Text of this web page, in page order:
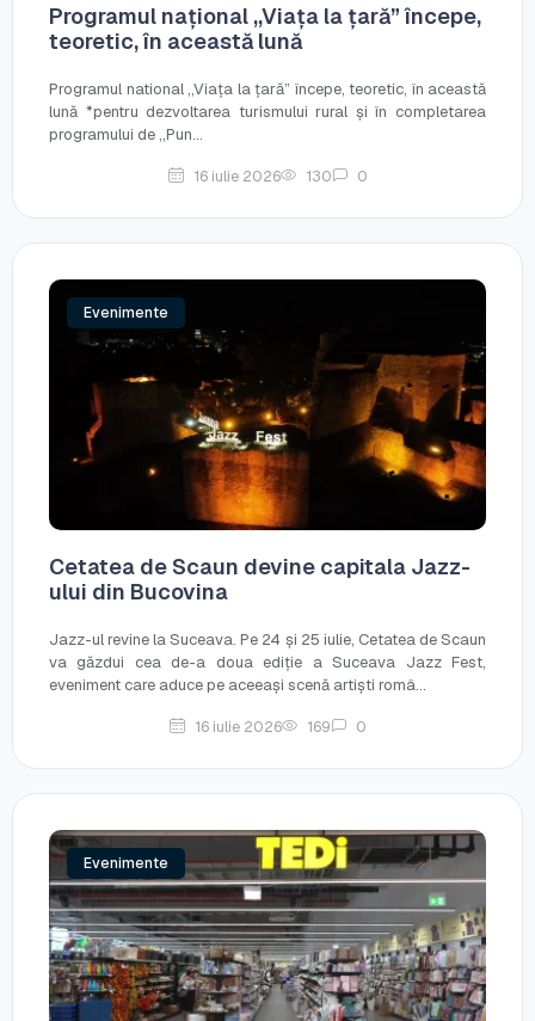
Programul național ,,Viața la țară” începe,
teoretic, în această lună
Programul national ,,Viața la țară” începe, teoretic, în această
lună *pentru dezvoltarea turismului rural și în completarea
programului de ,,Pun...
16 iulie 2026 130 0
Evenimente
Cetatea de Scaun devine capitala Jazz-
ului din Bucovina
Jazz-ul revine la Suceava. Pe 24 și 25 iulie, Cetatea de Scaun
va găzdui cea de-a doua ediție a Suceava Jazz Fest,
eveniment care aduce pe aceeași scenă artiști româ...
16 iulie 2026 169 0
Evenimente